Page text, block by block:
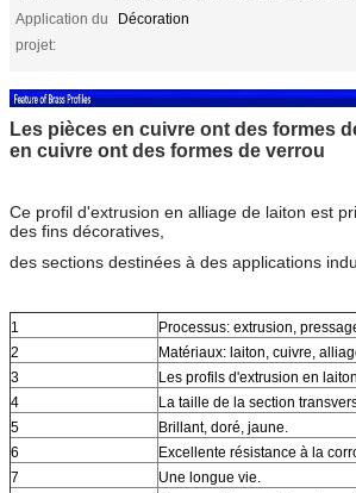
Application du
projet:
Décoration
Les pièces en cuivre ont des formes
en cuivre ont des formes de verrou
Ce profil d'extrusion en alliage de laiton est
des fins décoratives,
des sections destinées à des applications
1
Processus: extrusion,
2
Matériaux: laiton, cuivre,
3
Les profils d'extrusion en
4
La taille de la section
5
Brillant, doré, jaune.
6
Excellente résistance à la
7
Une longue vie.